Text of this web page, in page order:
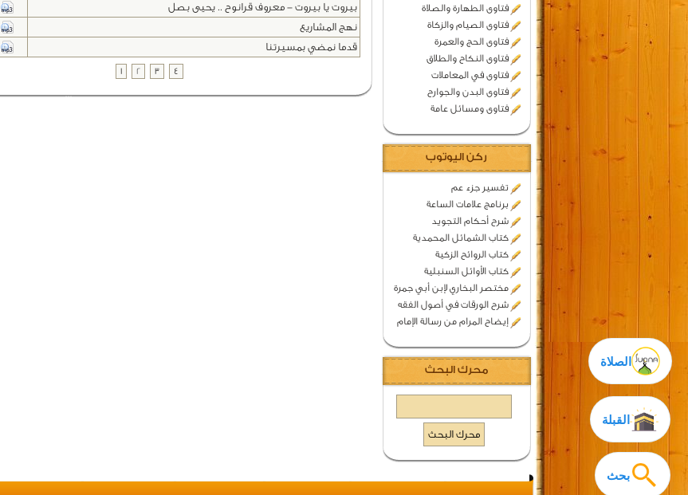
بحث
الصلاة
فتاوى الطهارة والصلاة
فتاوى الصيام والزكاة
فتاوى الحج والعمرة
فتاوى النكاح والطلاق
فتاوى في المعاملات
فتاوى البدن والجوارح
فتاوى ومسائل عامة
ركن اليوتوب
تفسير جزء عم
برنامج علامات الساعة
شرح أحكام التجويد
كتاب الشمائل المحمدية
كتاب الروائح الزكية
كتاب الأوائل السنبلية
مختصر البخاري لإبن أبي جمرة
شرح الورقات في أصول الفقه
إيضاح المرام من رسالة الإمام
محرك البحث
القبلة
بيروت يا بيروت - معروف قرانوح .. يحيى بصل
نهج المشاريع
قدما نمضي بمسيرتنا
1 2 3 4